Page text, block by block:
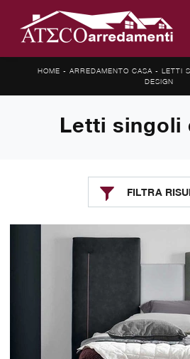
HOME - ARREDAMENTO CASA - LETTI
DESIGN
Letti singoli
FILTRA